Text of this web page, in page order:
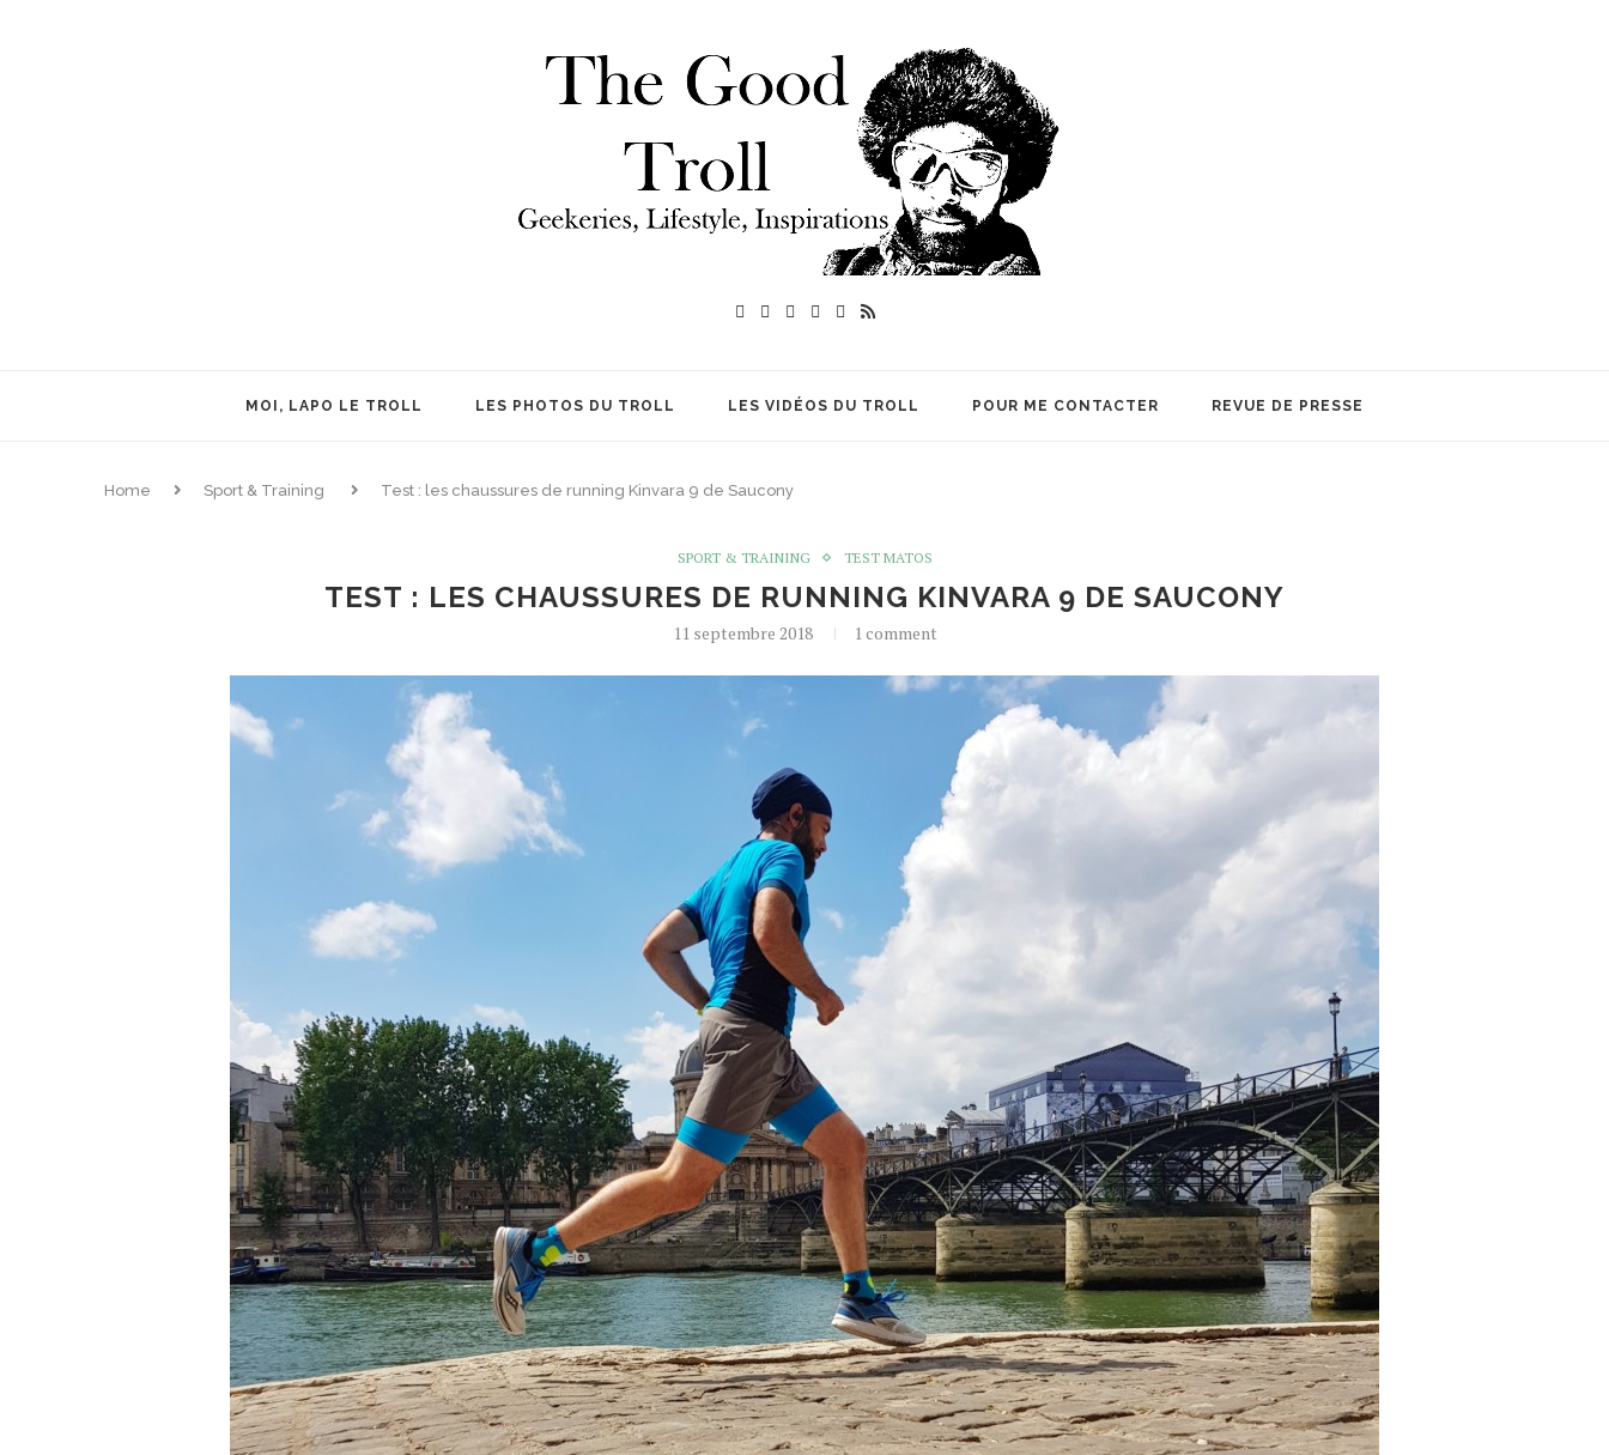
MOI, LAPO LE TROLL LES PHOTOS DU TROLL LES VIDÉOS DU TROLL POUR ME CONTACTER REVUE DE PRESSE
Home Sport & Training Test : les chaussures de running Kinvara 9 de Saucony
SPORT & TRAINING TEST MATOS
TEST : LES CHAUSSURES DE RUNNING KINVARA 9 DE SAUCONY
11 septembre 2018 1 comment